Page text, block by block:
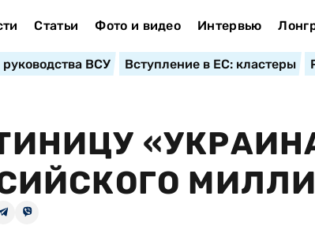
Статьи Фото и видео Интервью
ВСУ Вступление в ЕС: кластеры